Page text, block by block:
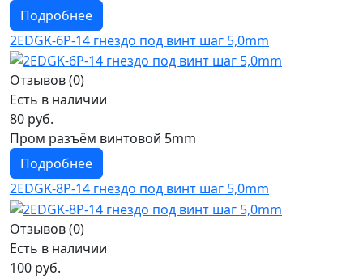
Подробнее
2EDGK-6P-14 гнездо под винт шаг 5,0mm
Отзывов (0)
Есть в наличии
80 руб.
Пром разъём винтовой 5mm
Подробнее
2EDGK-8P-14 гнездо под винт шаг 5,0mm
Отзывов (0)
Есть в наличии
100 руб.